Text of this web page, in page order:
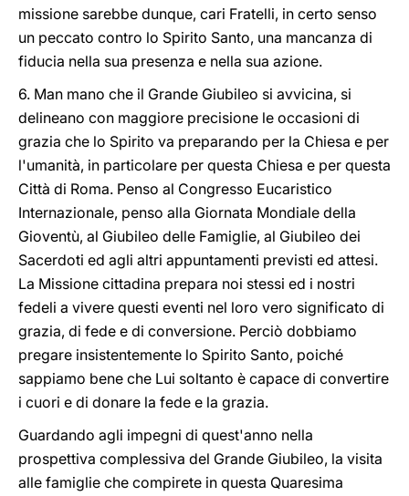
missione sarebbe dunque, cari Fratelli, in certo senso
un peccato contro lo Spirito Santo, una mancanza di
fiducia nella sua presenza e nella sua azione.
6. Man mano che il Grande Giubileo si avvicina, si
delineano con maggiore precisione le occasioni di
grazia che lo Spirito va preparando per la Chiesa e per
l'umanità, in particolare per questa Chiesa e per questa
Città di Roma. Penso al Congresso Eucaristico
Internazionale, penso alla Giornata Mondiale della
Gioventù, al Giubileo delle Famiglie, al Giubileo dei
Sacerdoti ed agli altri appuntamenti previsti ed attesi.
La Missione cittadina prepara noi stessi ed i nostri
fedeli a vivere questi eventi nel loro vero significato di
grazia, di fede e di conversione. Perciò dobbiamo
pregare insistentemente lo Spirito Santo, poiché
sappiamo bene che Lui soltanto è capace di convertire
i cuori e di donare la fede e la grazia.
Guardando agli impegni di quest'anno nella
prospettiva complessiva del Grande Giubileo, la visita
alle famiglie che compirete in questa Quaresima